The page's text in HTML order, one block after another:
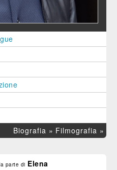
Biografia » Filmografia »
parte di Elena